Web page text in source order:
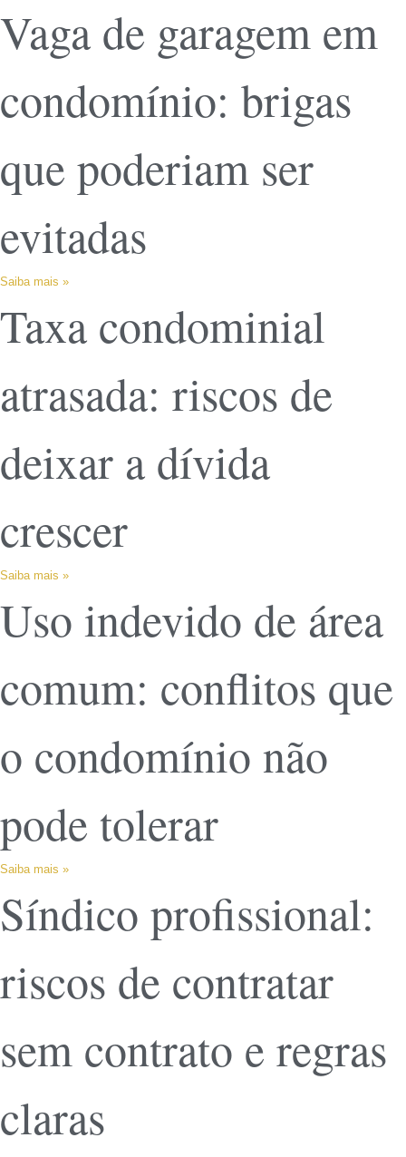
Vaga de garagem em
condomínio: brigas
que poderiam ser
evitadas
Saiba mais »
Taxa condominial
atrasada: riscos de
deixar a dívida
crescer
Saiba mais »
Uso indevido de área
comum: conflitos que
o condomínio não
pode tolerar
Saiba mais »
Síndico profissional:
riscos de contratar
sem contrato e regras
claras